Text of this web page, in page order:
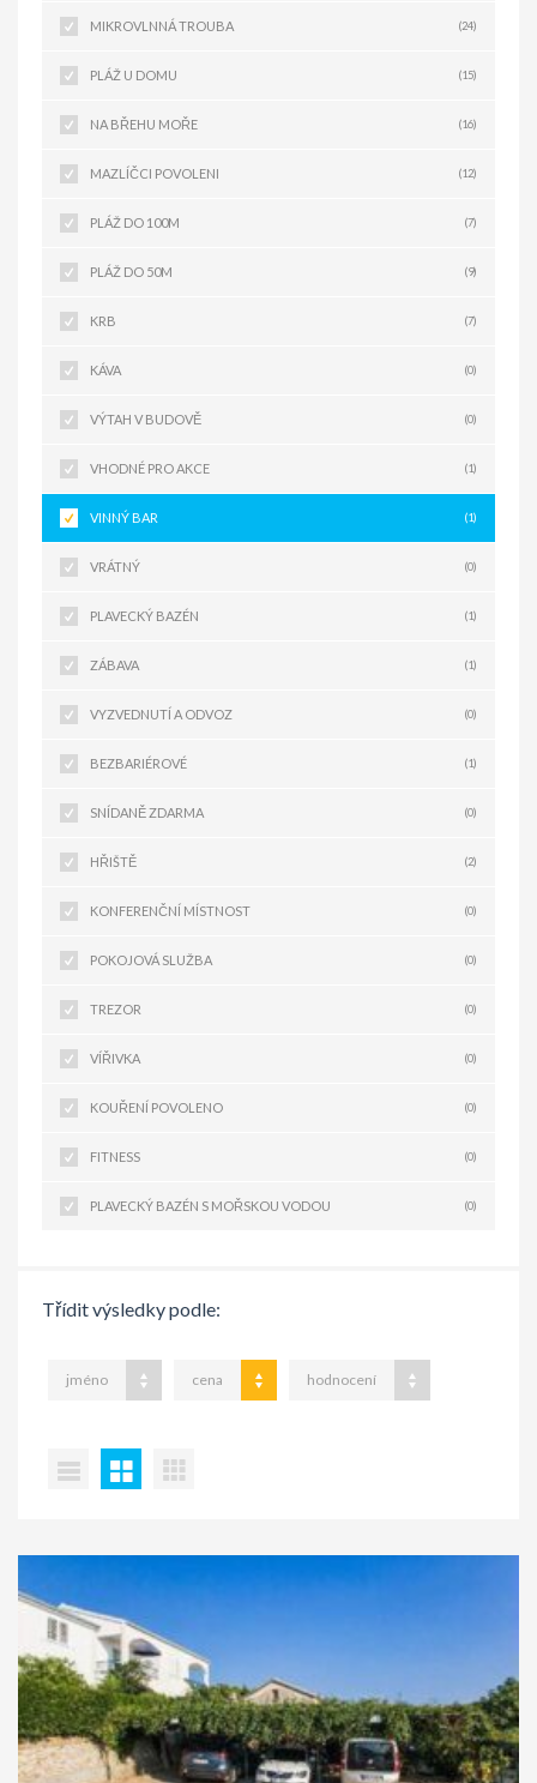
MIKROVLNNÁ TROUBA (24)
PLÁŽ U DOMU (15)
NA BŘEHU MOŘE (16)
MAZLÍČCI POVOLENI (12)
PLÁŽ DO 100M (7)
PLÁŽ DO 50M (9)
KRB (7)
KÁVA (0)
VÝTAH V BUDOVĚ (0)
VHODNÉ PRO AKCE (1)
VINNÝ BAR (1)
VRÁTNÝ (0)
PLAVECKÝ BAZÉN (1)
ZÁBAVA (1)
VYZVEDNUTÍ A ODVOZ (0)
BEZBARIÉROVÉ (1)
SNÍDANĚ ZDARMA (0)
HŘIŠTĚ (2)
KONFERENČNÍ MÍSTNOST (0)
POKOJOVÁ SLUŽBA (0)
TREZOR (0)
VÍŘIVKA (0)
KOUŘENÍ POVOLENO (0)
FITNESS (0)
PLAVECKÝ BAZÉN S MOŘSKOU VODOU (0)
Třídit výsledky podle:
jméno cena hodnocení